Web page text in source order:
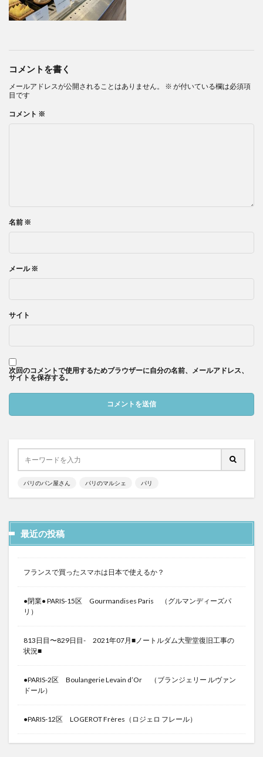
コメントを書く
メールアドレスが公開されることはありません。 ※ が付いている欄は必須項
目です
コメント ※
名前 ※
メール※
サイト
次回のコメントで使用するためブラウザーに自分の名前、メールアドレス、
サイトを保存する。
パリのパン屋さん パリのマルシェ パリ
最近の投稿
フランスで買ったスマホは日本で使えるか？
●閉業● PARIS-15区 Gourmandises Paris （グルマンディーズパ
リ）
813日目〜829日目- 2021年07月■ノートルダム大聖堂復旧工事の
状況■
●PARIS-2区 Boulangerie Levain d’Or （ブランジェリー ルヴァン
ドール）
●PARIS-12区 LOGEROT Frères（ロジェロ フレール）